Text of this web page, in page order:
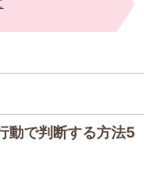
動で判断する方法5